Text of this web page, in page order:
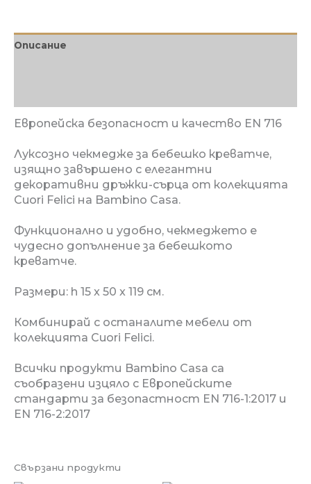
Описание
Европейска безопасност и качeство EN 716
Луксознo чекмедже за бебешкo креватче,
изящно завършено с елегантни
декоративни дръжки-сърца от колекцията
Cuori Felici на Bambino Casa.
Функционално и удобно, чекмеджето e
чудесно допълнение за бебешкото
креватче.
Размери: h 15 x 50 x 119 см.
Комбинирай с останалите мебели от
колекцията Cuori Felici.
Всички продукти Bambino Casa са
съобразени изцяло с Европейските
стандарти за безопастност EN 716-1:2017 и
EN 716-2:2017
Свързани продукти